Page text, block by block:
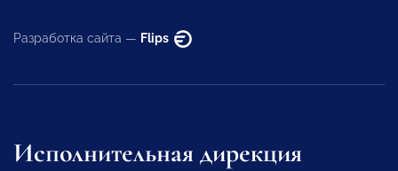
Разработка сайта — Flips
Исполнительная дирекция